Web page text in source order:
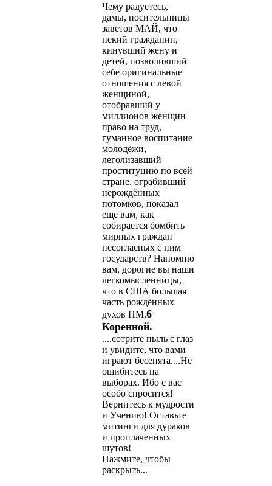
Чему радуетесь,
дамы, носительницы
заветов МАЙ, что
некий гражданин,
кинувший жену и
детей, позволивший
себе оригинальные
отношения с левой
женщиной,
отобравший у
миллионов женщин
право на труд,
гуманное воспитание
молодёжи,
леголизавший
проституцию по всей
стране, ограбивший
нерождённых
потомков, показал
ещё вам, как
собирается бомбить
мирных граждан
несогласных с ним
государств? Напомню
вам, дорогие вы наши
легкомысленницы,
что в США большая
часть рождённых
духов НМ,6
Коренной.
....сотрите пыль с глаз
и увидите, что вами
играют бесенята....Не
ошибитесь на
выборах. Ибо с вас
особо спросится!
Вернитесь к мудрости
и Учению! Оставьте
митинги для дураков
и проплаченных
шутов!
Нажмите, чтобы
раскрыть...